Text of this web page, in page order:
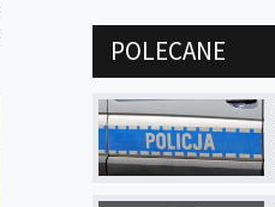
POLECANE